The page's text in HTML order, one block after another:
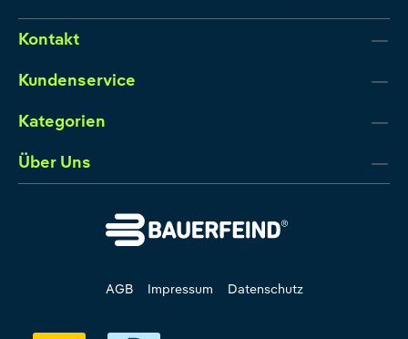
Kontakt
Kundenservice
Kategorien
Über Uns
AGB Impressum Datenschutz